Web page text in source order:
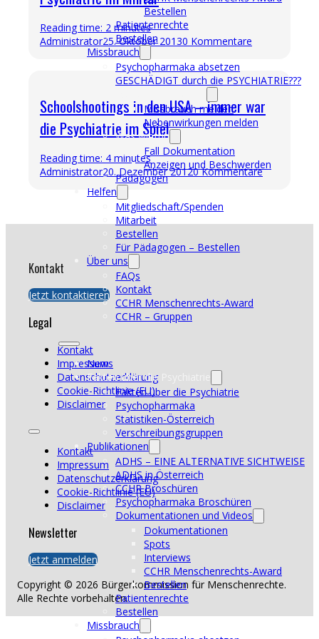
Bestellen
Patientenrechte
Bestellen
Missbrauch
Psychopharmaka absetzen
GESCHÄDIGT durch die PSYCHIATRIE???
Missbrauch melden
Nebenwirkungen melden
Was wir tun
Fall Dokumentation
Anzeigen und Beschwerden
Pädagogen
Helfen
Mitgliedschaft/Spenden
Mitarbeit
Bestellen
Für Pädagogen – Bestellen
Über uns
FAQs
Kontakt
CCHR Menschenrechts-Award
CCHR – Gruppen
News
Fakten über die Psychiatrie
Fakten über die Psychiatrie
Psychopharmaka
Statistiken-Österreich
Verschreibungsgruppen
Publikationen
ADHS – EINE ALTERNATIVE SICHTWEISE
ADHS in Österreich
CCHR Broschüren
Psychopharmaka Broschüren
Dokumentationen und Videos
Dokumentationen
Spots
Interviews
CCHR Menschenrechts-Award
Bestellen
Patientenrechte
Bestellen
Missbrauch
Reading time: 2 minutes
Administrator25. Oktober 20130 Kommentare
Schoolshootings in den USA – immer war
die Psychiatrie im Spiel
Reading time: 4 minutes
Administrator20. Dezember 20120 Kommentare
Kontakt
Jetzt kontaktieren
Legal
Kontakt
Impressum
Datenschutzerklärung
Cookie-Richtlinie (EU)
Disclaimer
Kontakt
Impressum
Datenschutzerklärung
Cookie-Richtlinie (EU)
Disclaimer
Newsletter
Jetzt anmelden
Copyright © 2026 Bürgerkommission für Menschenrechte.
Alle Rechte vorbehalten.